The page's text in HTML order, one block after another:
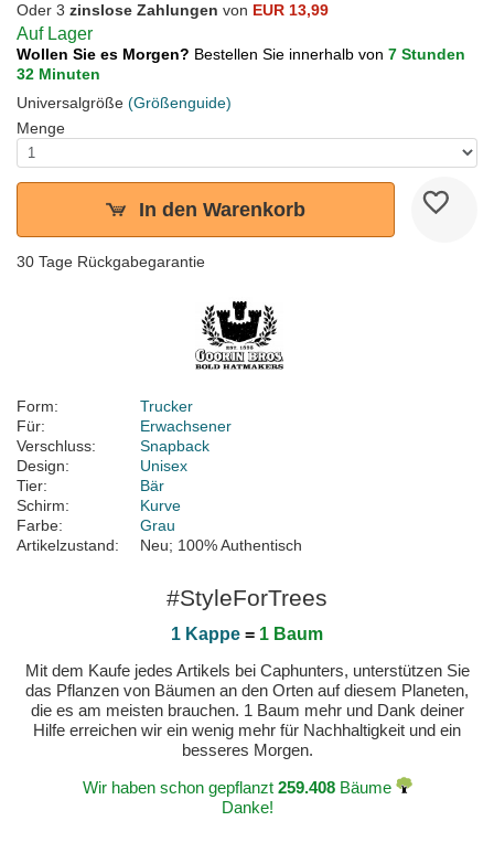
Oder 3 zinslose Zahlungen von EUR 13,99
Auf Lager
Wollen Sie es Morgen? Bestellen Sie innerhalb von 7 Stunden
32 Minuten
Universalgröße (Größenguide)
Menge
In den Warenkorb
30 Tage Rückgabegarantie
Form:
Trucker
Für:
Erwachsener
Verschluss:
Snapback
Design:
Unisex
Tier:
Bär
Schirm:
Kurve
Farbe:
Grau
Artikelzustand:
Neu; 100% Authentisch
#StyleForTrees
1 Kappe = 1 Baum
Mit dem Kaufe jedes Artikels bei Caphunters, unterstützen Sie
das Pflanzen von Bäumen an den Orten auf diesem Planeten,
die es am meisten brauchen. 1 Baum mehr und Dank deiner
Hilfe erreichen wir ein wenig mehr für Nachhaltigkeit und ein
besseres Morgen.
Wir haben schon gepflanzt 259.408Bäume
Danke!